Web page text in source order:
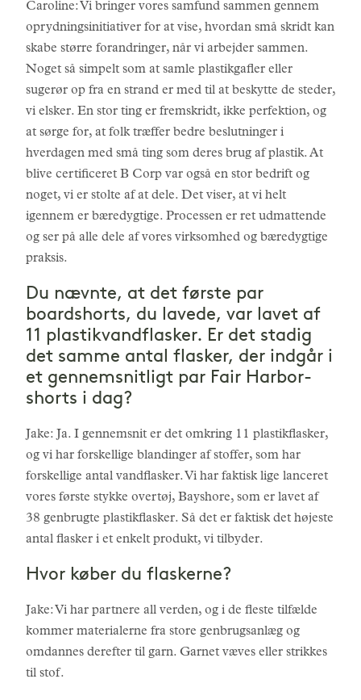
Caroline: Vi bringer vores samfund sammen gennem
oprydningsinitiativer for at vise, hvordan små skridt kan
skabe større forandringer, når vi arbejder sammen.
Noget så simpelt som at samle plastikgafler eller
sugerør op fra en strand er med til at beskytte de steder,
vi elsker. En stor ting er fremskridt, ikke perfektion, og
at sørge for, at folk træffer bedre beslutninger i
hverdagen med små ting som deres brug af plastik. At
blive certificeret B Corp var også en stor bedrift og
noget, vi er stolte af at dele. Det viser, at vi helt
igennem er bæredygtige. Processen er ret udmattende
og ser på alle dele af vores virksomhed og bæredygtige
praksis.
Du nævnte, at det første par
boardshorts, du lavede, var lavet af
11 plastikvandflasker. Er det stadig
det samme antal flasker, der indgår i
et gennemsnitligt par Fair Harbor-
shorts i dag?
Jake: Ja. I gennemsnit er det omkring 11 plastikflasker,
og vi har forskellige blandinger af stoffer, som har
forskellige antal vandflasker. Vi har faktisk lige lanceret
vores første stykke overtøj, Bayshore, som er lavet af
38 genbrugte plastikflasker. Så det er faktisk det højeste
antal flasker i et enkelt produkt, vi tilbyder.
Hvor køber du flaskerne?
Jake: Vi har partnere all verden, og i de fleste tilfælde
kommer materialerne fra store genbrugsanlæg og
omdannes derefter til garn. Garnet væves eller strikkes
til stof.